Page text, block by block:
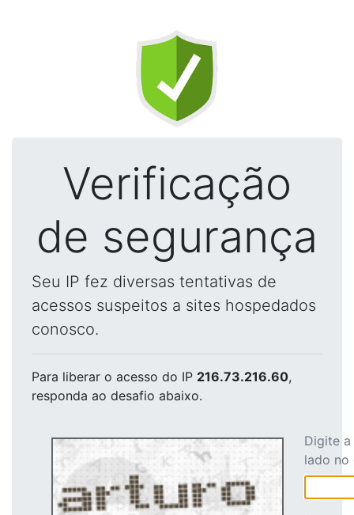
Verificação
de segurança
Seu IP fez diversas tentativas de
acessos suspeitos a sites hospedados
conosco.
Para liberar o acesso do IP 216.73.216.60,
responda ao desafio abaixo.
Digite
lado no